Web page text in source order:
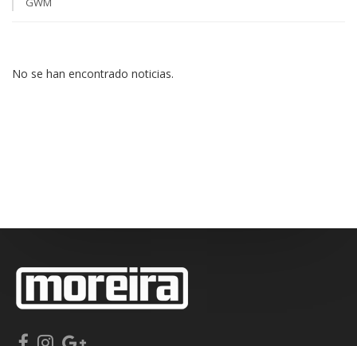
No se han encontrado noticias.